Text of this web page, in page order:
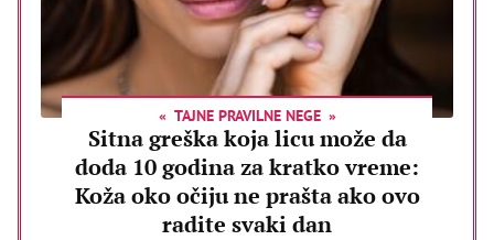
TAJNE PRAVILNE NEGE
Sitna greška koja licu može da
doda 10 godina za kratko vreme:
Koža oko očiju ne prašta ako ovo
radite svaki dan